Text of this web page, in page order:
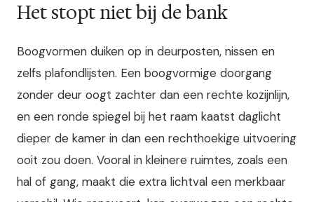
Het stopt niet bij de bank
Boogvormen duiken op in deurposten, nissen en
zelfs plafondlijsten. Een boogvormige doorgang
zonder deur oogt zachter dan een rechte kozijnlijn,
en een ronde spiegel bij het raam kaatst daglicht
dieper de kamer in dan een rechthoekige uitvoering
ooit zou doen. Vooral in kleinere ruimtes, zoals een
hal of gang, maakt die extra lichtval een merkbaar